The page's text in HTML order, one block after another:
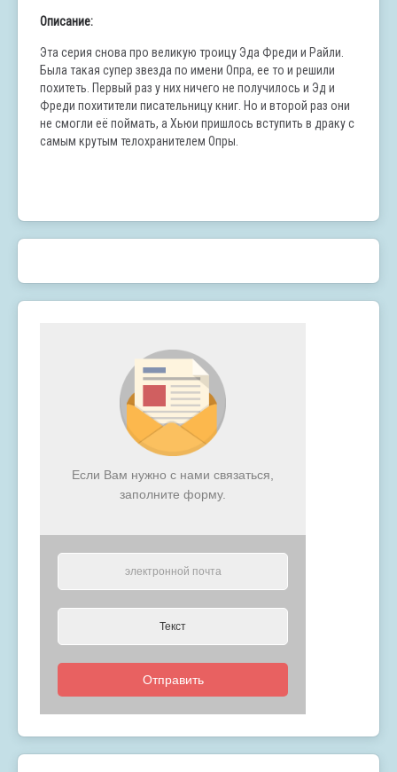
Описание:
Эта серия снова про великую троицу Эда Фреди и Райли.
Была такая супер звезда по имени Опра, ее то и решили
похитеть. Первый раз у них ничего не получилось и Эд и
Фреди похитители писательницу книг. Но и второй раз они
не смогли её поймать, а Хьюи пришлось вступить в драку с
самым крутым телохранителем Опры.
Если Вам нужно с нами связаться,
заполните форму.
Отправить